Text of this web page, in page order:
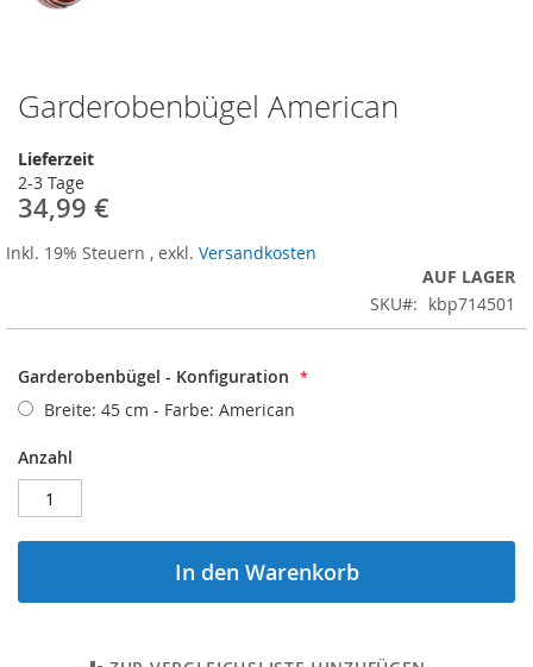
Garderobenbügel American
Lieferzeit
2-3 Tage
34,99 €
Inkl. 19% Steuern , exkl. Versandkosten
AUF LAGER
SKU
kbp714501
Garderobenbügel - Konfiguration
Breite: 45 cm - Farbe: American
Anzahl
In den Warenkorb
Zum
Anfang
der
Bildergalerie
springen